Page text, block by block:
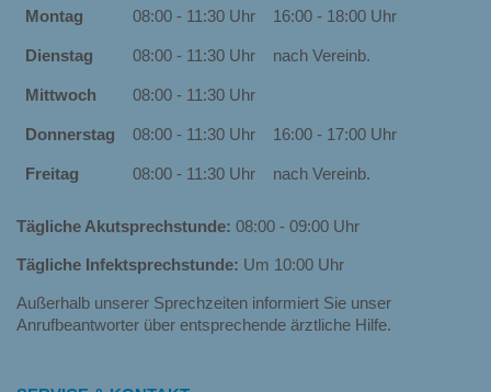
Montag 08:00 - 11:30 Uhr 16:00 - 18:00 Uhr
Dienstag 08:00 - 11:30 Uhr nach Vereinb.
Mittwoch 08:00 - 11:30 Uhr
Donnerstag 08:00 - 11:30 Uhr 16:00 - 17:00 Uhr
Freitag 08:00 - 11:30 Uhr nach Vereinb.
Tägliche Akutsprechstunde: 08:00 - 09:00 Uhr
Tägliche Infektsprechstunde: Um 10:00 Uhr
Außerhalb unserer Sprechzeiten informiert Sie unser
Anrufbeantworter über entsprechende ärztliche Hilfe.